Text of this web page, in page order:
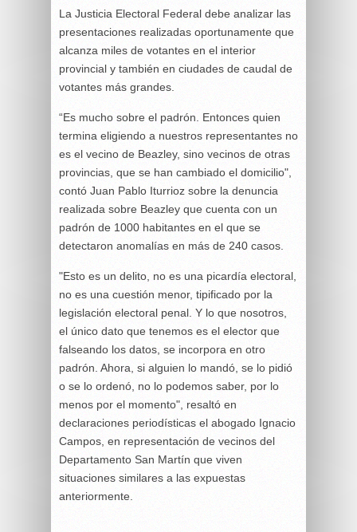
La Justicia Electoral Federal debe analizar las
presentaciones realizadas oportunamente que
alcanza miles de votantes en el interior
provincial y también en ciudades de caudal de
votantes más grandes.
“Es mucho sobre el padrón. Entonces quien
termina eligiendo a nuestros representantes no
es el vecino de Beazley, sino vecinos de otras
provincias, que se han cambiado el domicilio",
contó Juan Pablo Iturrioz sobre la denuncia
realizada sobre Beazley que cuenta con un
padrón de 1000 habitantes en el que se
detectaron anomalías en más de 240 casos.
"Esto es un delito, no es una picardía electoral,
no es una cuestión menor, tipificado por la
legislación electoral penal. Y lo que nosotros,
el único dato que tenemos es el elector que
falseando los datos, se incorpora en otro
padrón. Ahora, si alguien lo mandó, se lo pidió
o se lo ordenó, no lo podemos saber, por lo
menos por el momento", resaltó en
declaraciones periodísticas el abogado Ignacio
Campos, en representación de vecinos del
Departamento San Martín que viven
situaciones similares a las expuestas
anteriormente.